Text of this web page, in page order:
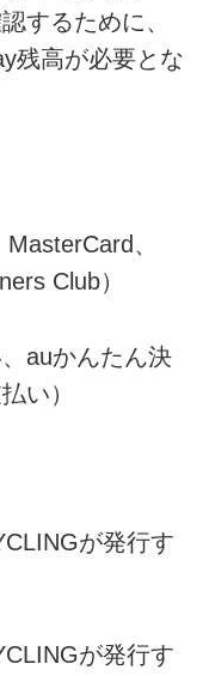
するために、
残高が必要とな
、
Club）
auかんたん決
い）
が発行す
が発行す